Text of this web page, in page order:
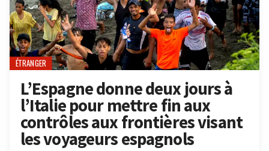
ÉTRANGER
L’Espagne donne deux jours à
l’Italie pour mettre fin aux
contrôles aux frontières visant
les voyageurs espagnols